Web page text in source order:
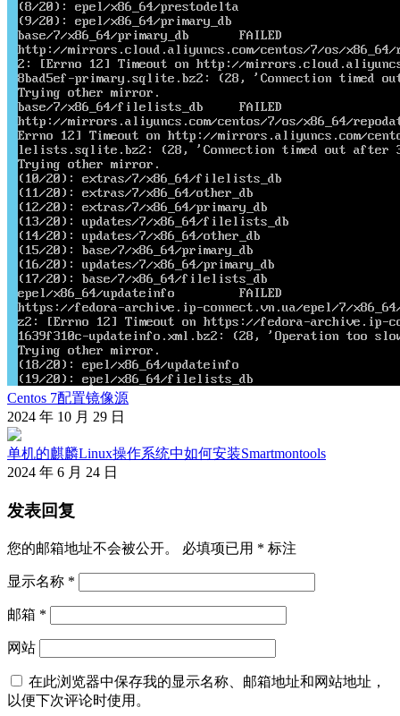
Centos 7配置镜像源
2024 年 10 月 29 日
单机的麒麟Linux操作系统中如何安装Smartmontools
2024 年 6 月 24 日
发表回复
您的邮箱地址不会被公开。 必填项已用 * 标注
显示名称 *
邮箱 *
网站
在此浏览器中保存我的显示名称、邮箱地址和网站地址，
以便下次评论时使用。